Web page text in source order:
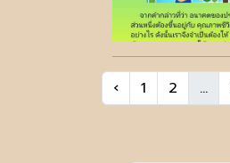
‹ 1 2 ...